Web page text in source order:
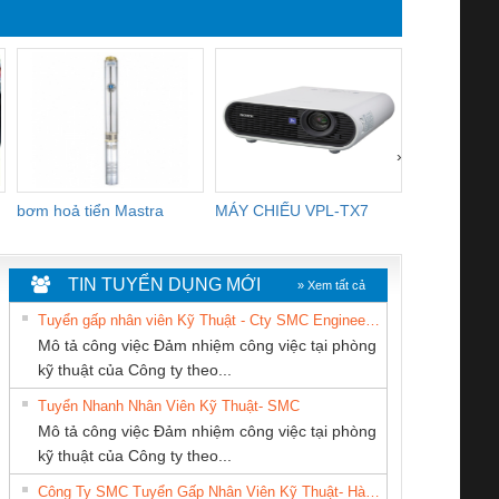
YB1-40/12 YB1-80/80
bơm hoả tiển Mastra MÁY CHIẾU VPL-TX7
›
Le An Toàn
Contact
– PSR-
Bộ giám sát chuỗi
tấm pin
TRANSCLINIC 16I+
Bộ giám sát dòng
TRANSCLINIC 16I+
CÔNG TY TNHH
MEKONG MARINE
SUPPLY
CÔNG TY TNHH
THƯƠNG MẠI
THIÊN ÂN VIỆT
Cty TNHH TM QC
TIN TUYỂN DỤNG MỚI » Xem tất cả
Tuyển gấp nhân viên Kỹ Thuật - Cty SMC Engineering
Mô tả công việc Đảm nhiệm công việc tại phòng
kỹ thuật của Công ty theo...
Tuyển Nhanh Nhân Viên Kỹ Thuật- SMC
Mô tả công việc Đảm nhiệm công việc tại phòng
kỹ thuật của Công ty theo...
Công Ty SMC Tuyển Gấp Nhân Viên Kỹ Thuật- Hà Nội